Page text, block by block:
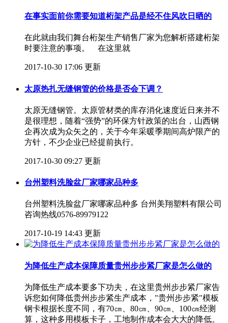
在事实面前你需要知道桁架产品是经不住风吹日晒的
在此就由我们舞台桁架生产销售厂家为您解析搭建桁架
时要注意的事项。 在这里就
2017-10-30 17:06 更新
太原热扎无缝钢管的价格是否会下调？
太原无缝钢管。太原管材类的库存消化速度近日来并不
是很理想，随着“强势”的环保方针政策的出台，山西钢
企再次成为众矢之的，关于今年采暖季期间高炉限产的
方针，不少企业已经提前执行。
2017-10-30 09:27 更新
台州塑料洗脸盆厂家哪家品种多
台州塑料洗脸盆厂家哪家品种多 台州美翔塑料有限公司
咨询热线0576-89979122
2017-10-19 14:43 更新
为降低生产成本保障质量贵州步步紧厂家是怎么做的
为降低生产成本要多下功夫，在这里贵州步步紧厂家告
诉您如何降低贵州步步紧生产成本，"贵州步步紧"模板
钢卡根据长度不同，有70㎝、80㎝、90㎝、100㎝经测
算，这种多用模板卡子，工地制作成本会大大的降低。